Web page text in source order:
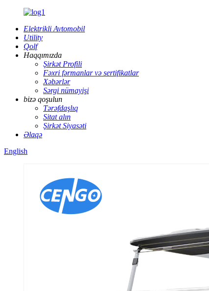
Elektrikli Avtomobil
Utility
Qolf
Haqqımızda
Şirkət Profili
Fəxri fərmanlar və sertifikatlar
Xəbərlər
Sərgi nümayişi
bizə qoşulun
Tərəfdaşlıq
Sitat alın
Şirkət Siyasəti
Əlaqə
English